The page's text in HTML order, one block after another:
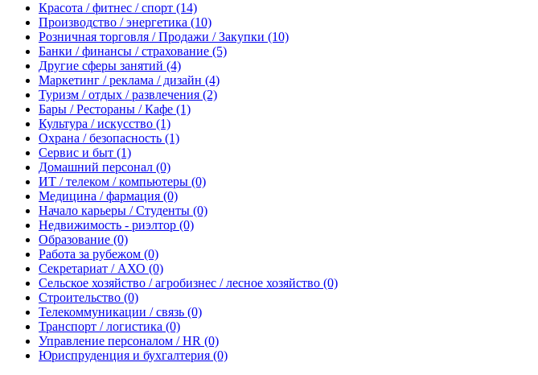
Красота / фитнес / спорт (14)
Производство / энергетика (10)
Розничная торговля / Продажи / Закупки (10)
Банки / финансы / страхование (5)
Другие сферы занятий (4)
Маркетинг / реклама / дизайн (4)
Туризм / отдых / развлечения (2)
Бары / Рестораны / Кафе (1)
Культура / искусство (1)
Охрана / безопасность (1)
Сервис и быт (1)
Домашний персонал (0)
ИТ / телеком / компьютеры (0)
Медицина / фармация (0)
Начало карьеры / Студенты (0)
Недвижимость - риэлтор (0)
Образование (0)
Работа за рубежом (0)
Секретариат / АХО (0)
Сельское хозяйство / агробизнес / лесное хозяйство (0)
Строительство (0)
Телекоммуникации / связь (0)
Транспорт / логистика (0)
Управление персоналом / HR (0)
Юриспруденция и бухгалтерия (0)